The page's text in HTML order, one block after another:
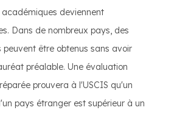
deviennent
Dans de nombreux pays, des
peuvent être obtenus sans avoir
préalable. Une évaluation
prouvera à l'USCIS qu'un
pays étranger est supérieur à un